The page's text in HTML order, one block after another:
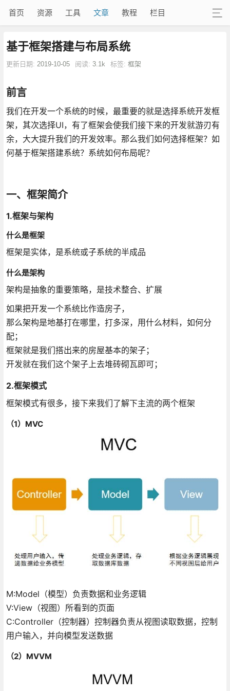
首页 资源 工具 文章 教程 栏目
基于框架搭建与布局系统
更新日期: 2019-10-05 阅读: 3.1k 标签: 框架
前言
我们在开发一个系统的时候，最重要的就是选择系统开发框
架，其次选择UI，有了框架会使我们接下来的开发就游刃有
余，大大提升我们的开发效率。那么我们如何选择框架？如
何基于框架搭建系统？系统如何布局呢？
一、框架简介
1.框架与架构
什么是框架
框架是实体，是系统或子系统的半成品
什么是架构
架构是抽象的重要策略，是技术整合、扩展
如果把开发一个系统比作造房子，
那么架构是地基打在哪里，打多深，用什么材料，如何分
配；
框架就是我们搭出来的房屋基本的架子；
开发就在我们这个架子上去堆砖砌瓦即可；
2.框架模式
框架模式有很多，接下来我们了解下主流的两个框架
（1）MVC
M:Model（模型）负责数据和业务逻辑
V:View（视图）所看到的页面
C:Controller（控制器）控制器负责从视图读取数据，控制
用户输入，并向模型发送数据
（2）MVVM